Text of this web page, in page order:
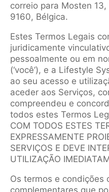
correio para Mosten
9160, Bélgica.
Estes Termos Legais
juridicamente
pessoalmente ou em
(‘você‘), e a Lifestyle
ao seu acesso e
aceder aos Serviços,
compreendeu e
todos estes Termos
COM TODOS ESTES
EXPRESSAMENTE
SERVIÇOS E DEVE
UTILIZAÇÃO
Os termos e condições
complementares que